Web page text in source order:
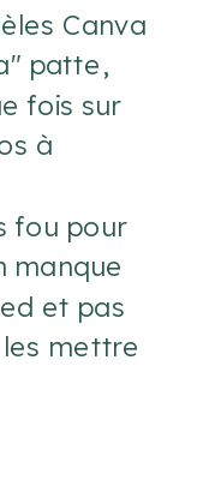
Canva
patte,
fois sur
à
fou pour
manque
et pas
mettre